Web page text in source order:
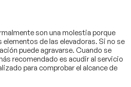
son una molestia porque
de las elevadoras. Si no se
puede agravarse. Cuando se
recomendado es acudir al servicio
para comprobar el alcance de